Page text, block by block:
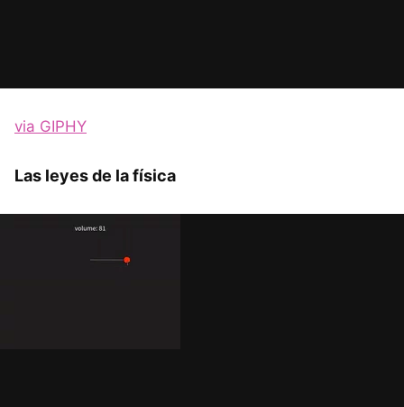
via GIPHY
Las leyes de la física